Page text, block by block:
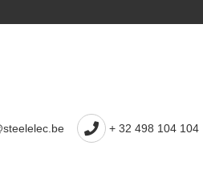
+ 32 498 104 104